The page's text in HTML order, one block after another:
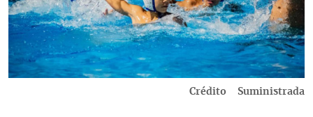
Crédito Suministrada